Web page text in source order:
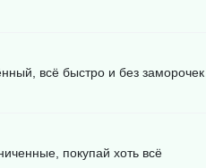
всё быстро и без заморочек
покупай хоть всё